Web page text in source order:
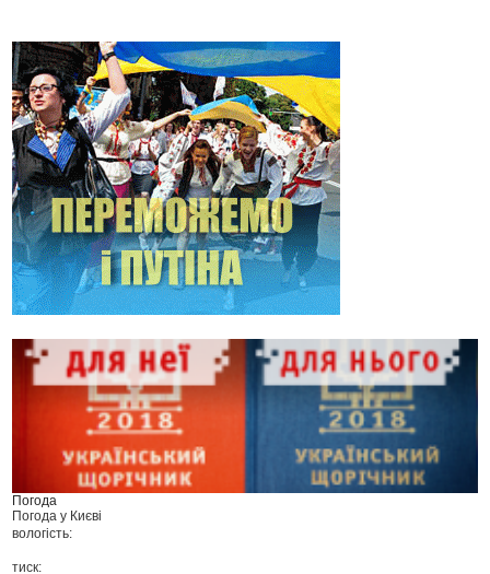
Погода
Погода у Києві
вологість:
тиск: